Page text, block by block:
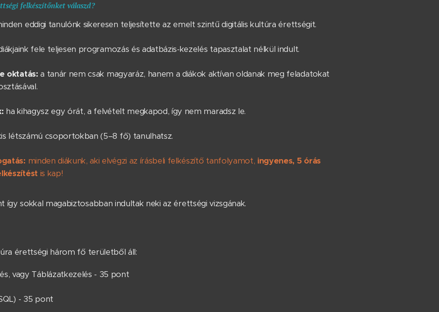
felkészítőnket válaszd?
eddigi tanulónk sikeresen teljesítette az emelt szintű digitális kultúra érettségit.
fele teljesen programozás és adatbázis-kezelés tapasztalat nélkül indult.
oktatás: a tanár nem csak magyaráz, hanem a diákok aktívan oldanak meg feladatokat
ha kihagysz egy órát, a felvételt megkapod, így nem maradsz le.
létszámú csoportokban (5–8 fő) tanulhatsz.
minden diákunk, aki elvégzi az írásbeli felkészítő tanfolyamot, ingyenes, 5 órás
is kap!
így sokkal magabiztosabban indultak neki az érettségi vizsgának.
érettségi három fő területből áll:
vagy Táblázatkezelés - 35 pont
- 35 pont